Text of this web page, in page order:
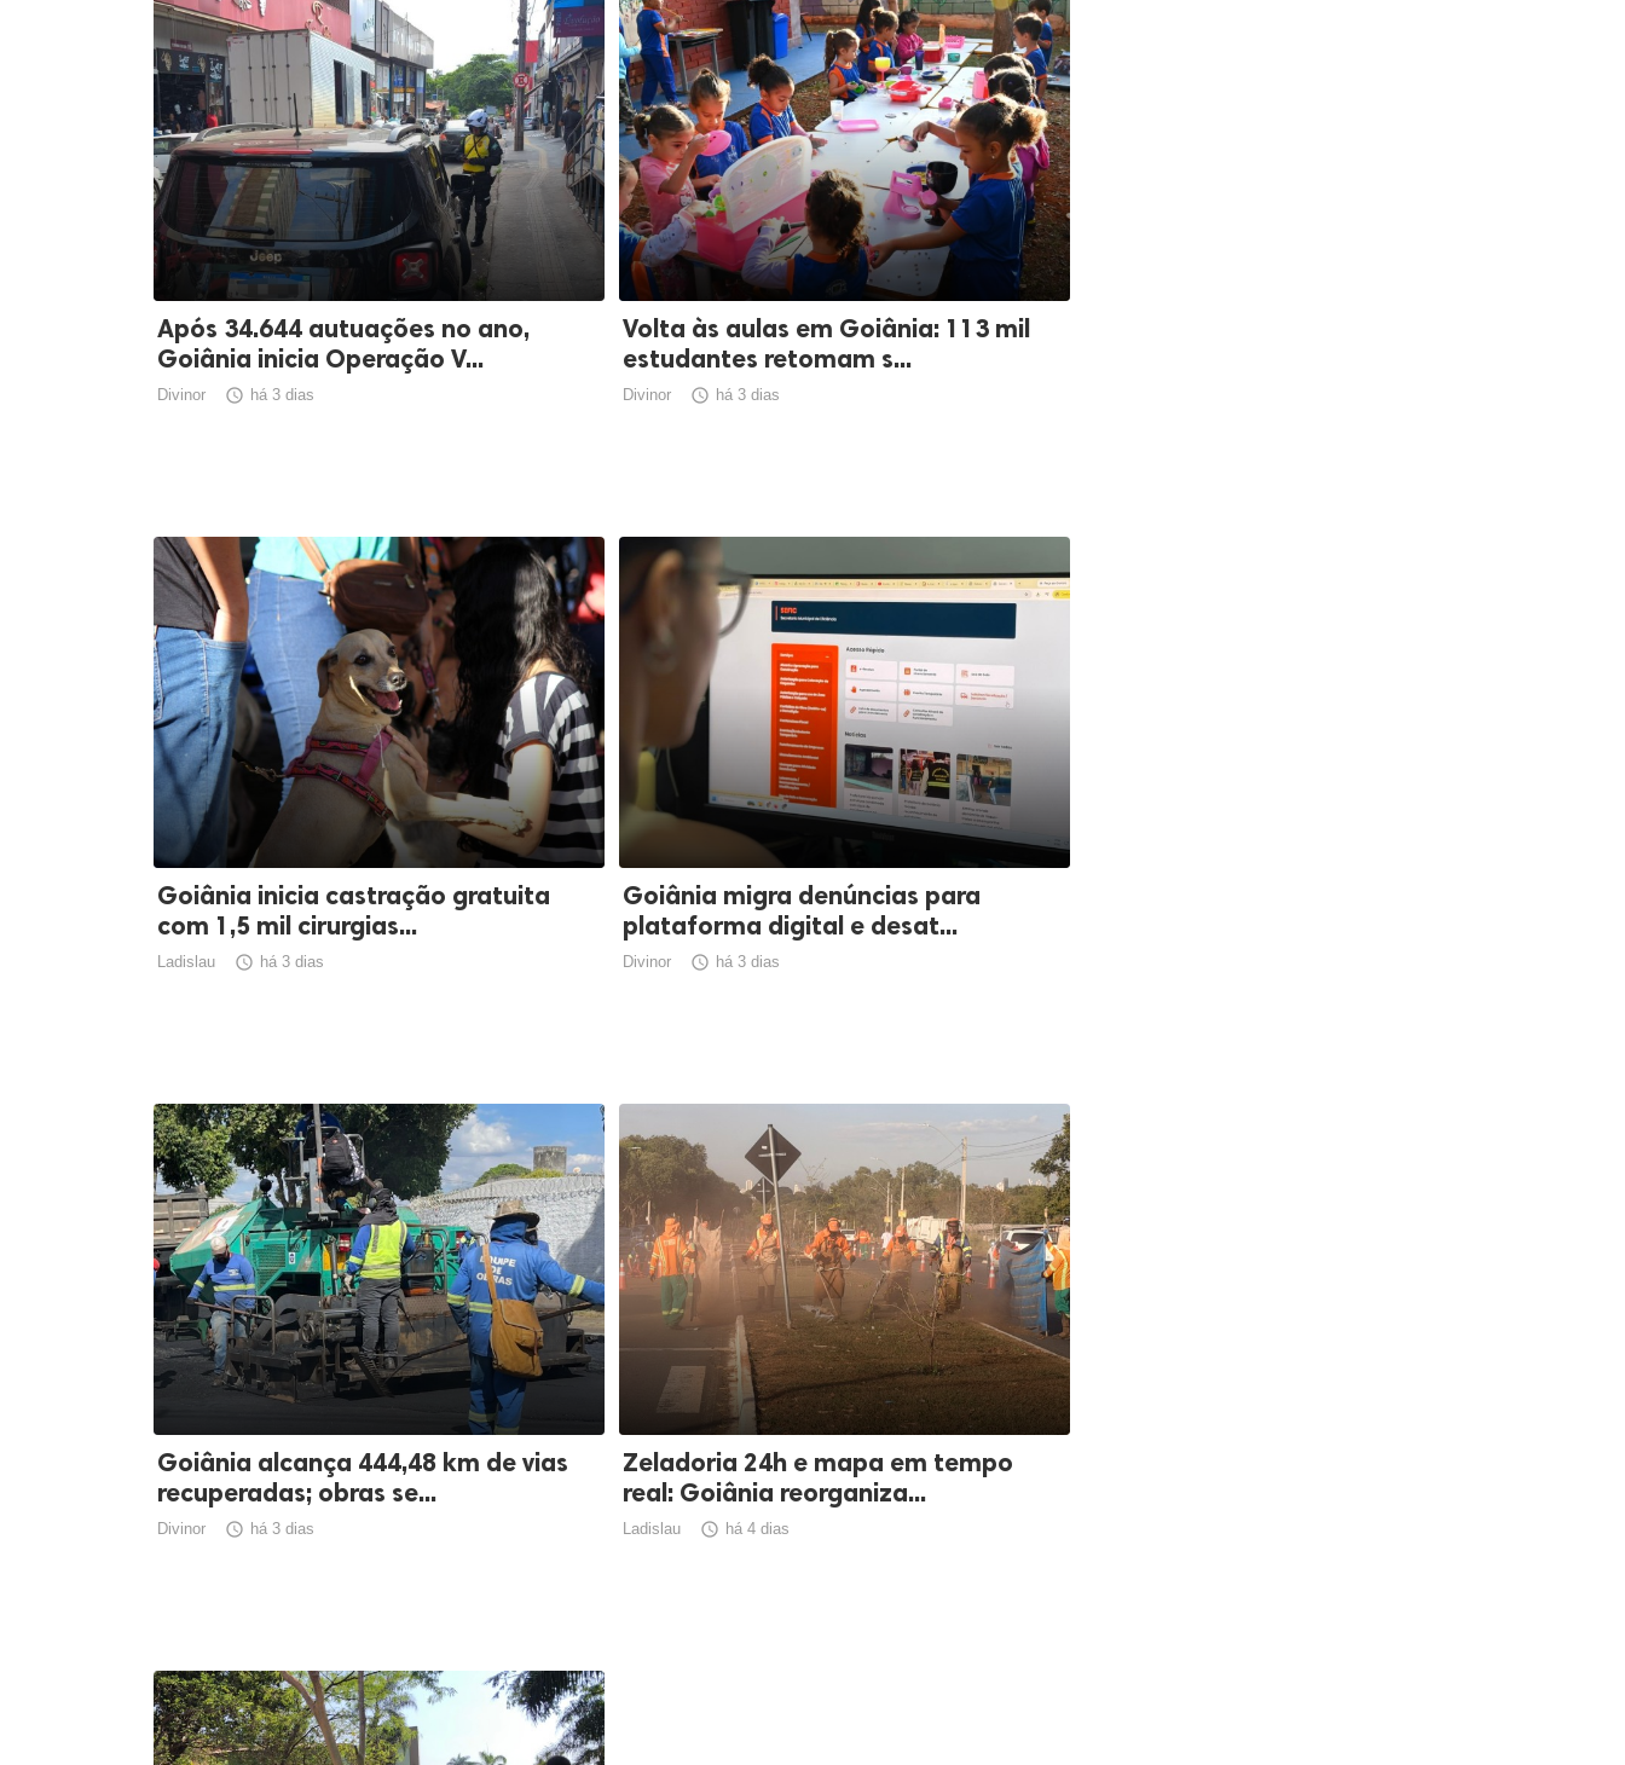
Após 34.644 autuações no ano,
Goiânia inicia Operação V...
Divinor  há 3 dias
Volta às aulas em Goiânia: 113 mil
estudantes retomam s...
Divinor  há 3 dias
Goiânia inicia castração gratuita
com 1,5 mil cirurgias...
Ladislau  há 3 dias
Goiânia migra denúncias para
plataforma digital e desat...
Divinor  há 3 dias
Goiânia alcança 444,48 km de vias
recuperadas; obras se...
Divinor  há 3 dias
Zeladoria 24h e mapa em tempo
real: Goiânia reorganiza...
Ladislau  há 4 dias